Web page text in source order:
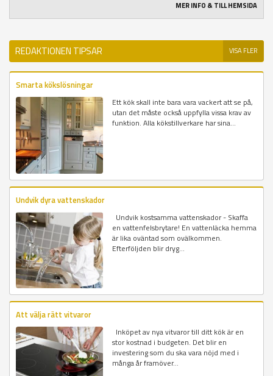
MER INFO & TILL HEMSIDA
REDAKTIONEN TIPSAR VISA FLER
Smarta kökslösningar
Ett kök skall inte bara vara vackert att se på,
utan det måste också uppfylla vissa krav av
funktion. Alla kökstillverkare har sina...
Undvik dyra vattenskador
Undvik kostsamma vattenskador - Skaffa
en vattenfelsbrytare! En vattenläcka hemma
är lika oväntad som ovälkommen.
Efterföljden blir dryg...
Att välja rätt vitvaror
Inköpet av nya vitvaror till ditt kök är en
stor kostnad i budgeten. Det blir en
investering som du ska vara nöjd med i
många år framöver...